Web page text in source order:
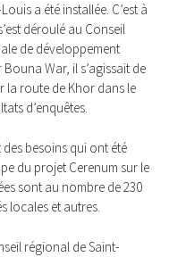
a été installée. C’est à
déroulé au Conseil
de développement
War, il s’agissait de
la route de Khor dans le
d’enquêtes.
des besoins qui ont été
du projet Cerenum sur le
sont au nombre de 230
locales et autres.
régional de Saint-